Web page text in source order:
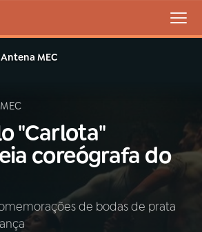
Buscar
AO VIVO
Antena MEC
"Carlota"
coreógrafa do
de bodas de prata